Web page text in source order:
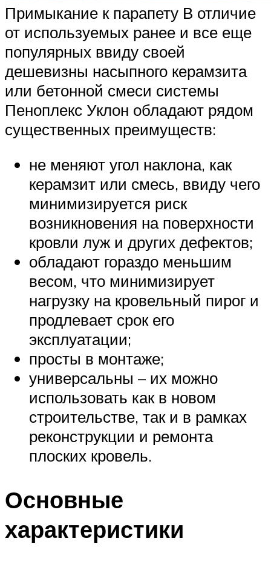
Примыкание к парапету В отличие
от используемых ранее и все еще
популярных ввиду своей
дешевизны насыпного керамзита
или бетонной смеси системы
Пеноплекс Уклон обладают рядом
существенных преимуществ:
не меняют угол наклона, как
керамзит или смесь, ввиду чего
минимизируется риск
возникновения на поверхности
кровли луж и других дефектов;
обладают гораздо меньшим
весом, что минимизирует
нагрузку на кровельный пирог и
продлевает срок его
эксплуатации;
просты в монтаже;
универсальны – их можно
использовать как в новом
строительстве, так и в рамках
реконструкции и ремонта
плоских кровель.
Основные
характеристики